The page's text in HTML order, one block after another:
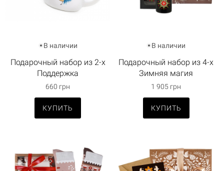
В наличии
Подарочный набор из 2-х
Поддержка
660 грн
КУПИТЬ
В наличии
Подарочный набор из 4-х
Зимняя магия
1 905 грн
КУПИТЬ